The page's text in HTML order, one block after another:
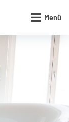
 Menü